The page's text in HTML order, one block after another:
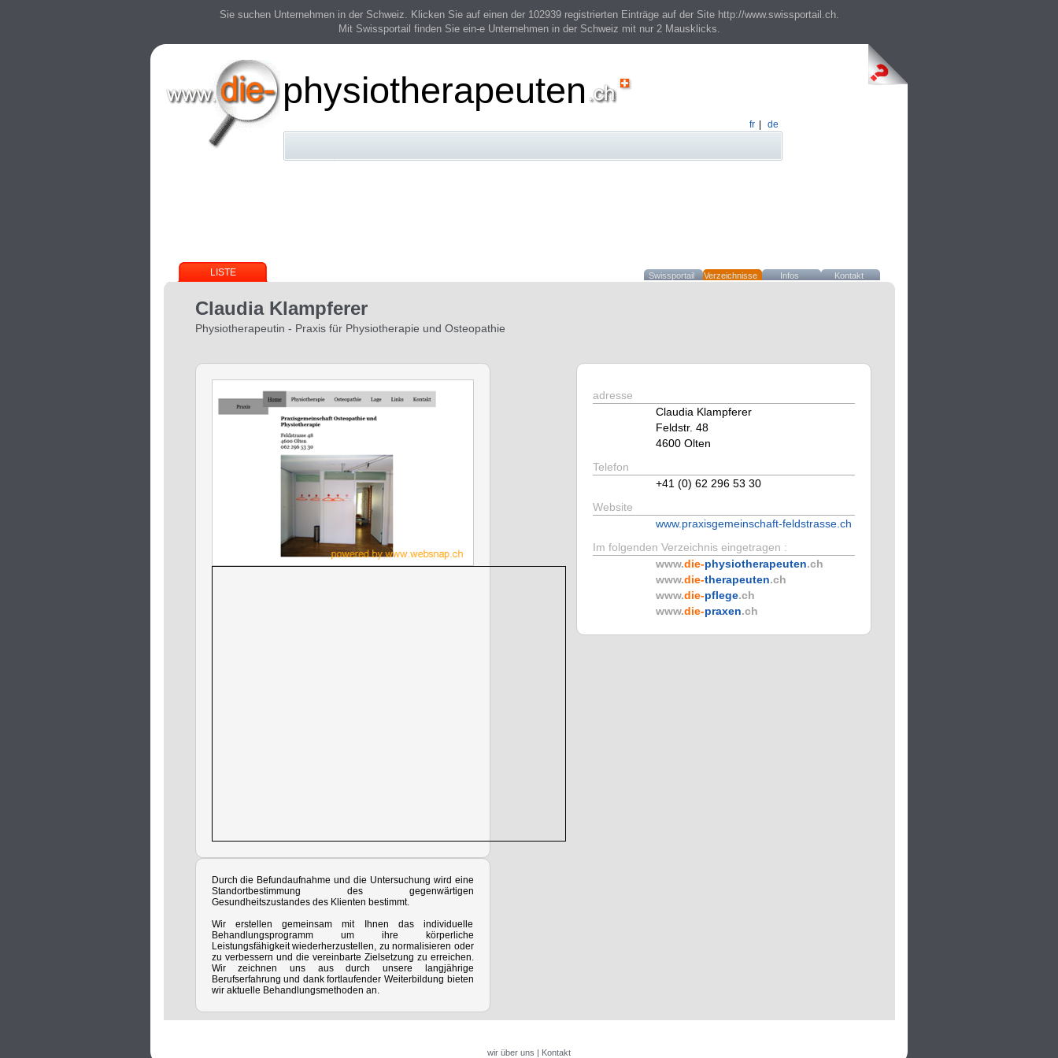
Sie suchen Unternehmen in der Schweiz. Klicken Sie auf einen der 102939 registrierten Einträge auf der Site http://www.swissportail.ch.
Mit Swissportail finden Sie ein-e Unternehmen in der Schweiz mit nur 2 Mausklicks.
physiotherapeuten
fr de
LISTE Swissportail Verzeichnisse Infos Kontakt
Claudia Klampferer
Physiotherapeutin - Praxis für Physiotherapie und Osteopathie
Durch die Befundaufnahme und die Untersuchung wird eine
Standortbestimmung des gegenwärtigen
Gesundheitszustandes des Klienten bestimmt.
Wir erstellen gemeinsam mit Ihnen das individuelle
Behandlungsprogramm um ihre körperliche
Leistungsfähigkeit wiederherzustellen, zu normalisieren oder
zu verbessern und die vereinbarte Zielsetzung zu erreichen.
Wir zeichnen uns aus durch unsere langjährige
Berufserfahrung und dank fortlaufender Weiterbildung bieten
wir aktuelle Behandlungsmethoden an.
adresse
Claudia Klampferer
Feldstr. 48
4600 Olten
Telefon
+41 (0) 62 296 53 30
Website
www.praxisgemeinschaft-feldstrasse.ch
Im folgenden Verzeichnis eingetragen :
www.die-physiotherapeuten.ch
www.die-therapeuten.ch
www.die-pflege.ch
www.die-praxen.ch
wir über uns | Kontakt